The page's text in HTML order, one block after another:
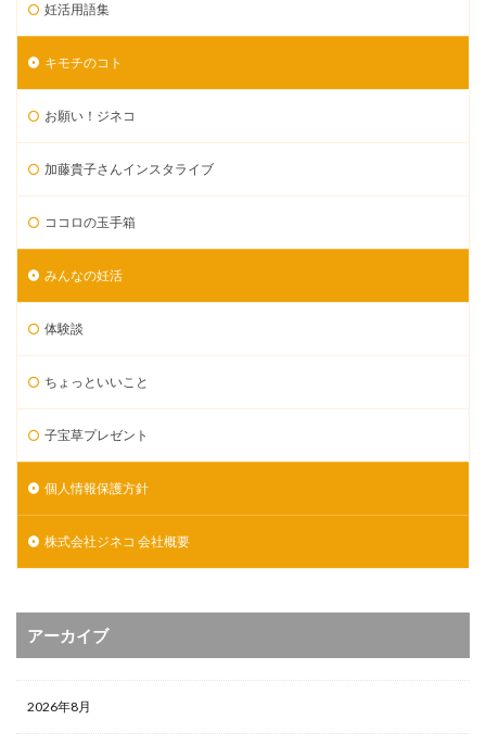
妊活用語集
キモチのコト
お願い！ジネコ
加藤貴子さんインスタライブ
ココロの玉手箱
みんなの妊活
体験談
ちょっといいこと
子宝草プレゼント
個人情報保護方針
株式会社ジネコ 会社概要
アーカイブ
2026年8月